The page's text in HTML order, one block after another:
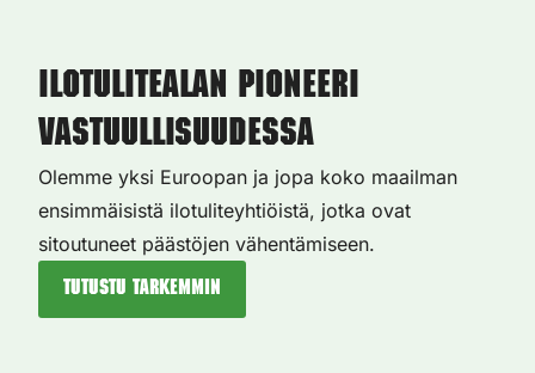
Ilotulitealan pioneeri
vastuullisuudessa
Olemme yksi Euroopan ja jopa koko maailman
ensimmäisistä ilotuliteyhtiöistä, jotka ovat
sitoutuneet päästöjen vähentämiseen.
Tutustu tarkemmin